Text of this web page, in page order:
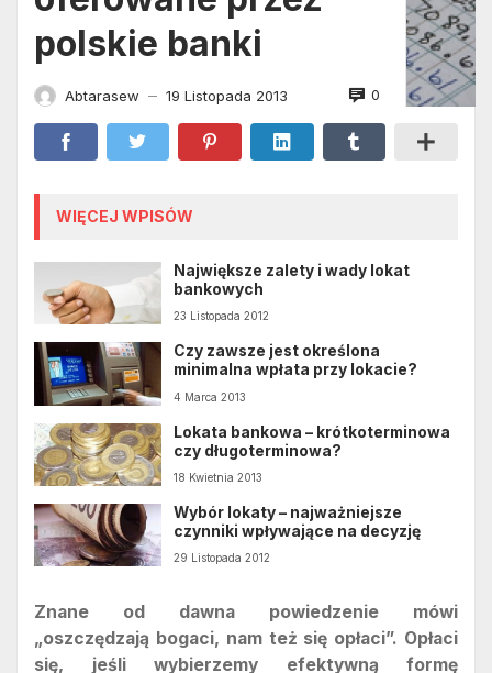
polskie banki
Abtarasew — 19 Listopada 2013 0
WIĘCEJ WPISÓW
Największe zalety i wady lokat
bankowych
23 Listopada 2012
Czy zawsze jest określona
minimalna wpłata przy lokacie?
4 Marca 2013
Lokata bankowa – krótkoterminowa
czy długoterminowa?
18 Kwietnia 2013
Wybór lokaty – najważniejsze
czynniki wpływające na decyzję
29 Listopada 2012
Znane od dawna powiedzenie mówi
„oszczędzają bogaci, nam też się opłaci”. Opłaci
się, jeśli wybierzemy efektywną formę